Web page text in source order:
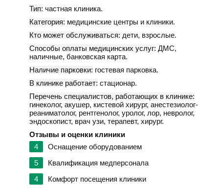
Тип: частная клиника.
Категория: медицинские центры и клиники.
Кто может обслуживаться: дети, взрослые.
Способы оплаты медицинских услуг: ДМС,
наличные, банковская карта.
Наличие парковки: гостевая парковка.
В клинике работает: стационар.
Перечень специалистов, работающих в клинике:
гинеколог, акушер, кистевой хирург, анестезиолог-
реаниматолог, рентгенолог, уролог, лор, невролог,
эндоскопист, врач узи, терапевт, хирург.
Отзывы и оценки клиники
4
Оснащение оборудованием
5
Квалификация медперсонала
4
Комфорт посещения клиники